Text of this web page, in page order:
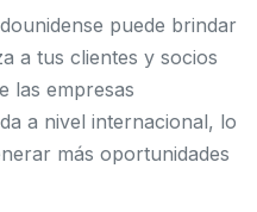
puede brindar
a tus clientes y socios
las empresas
a nivel internacional, lo
más oportunidades